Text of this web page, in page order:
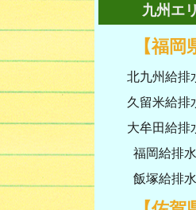
九州エ
【福岡
北九州給排
久留米給排
大牟田給排
福岡給排
飯塚給排